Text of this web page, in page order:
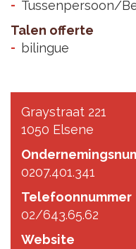
Tussenpersoon/
Talen offerte
bilingue
Graystraat 221
1050 Elsene
0207.401.341
Telefoonnummer
02/643.65.62
Website